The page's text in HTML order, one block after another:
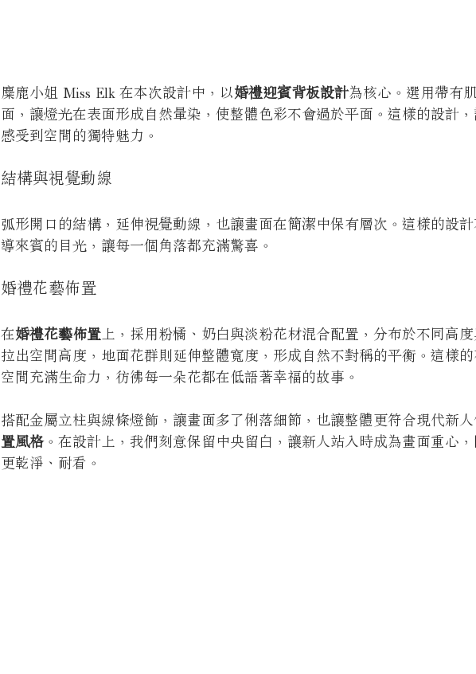
麋鹿小姐 Miss Elk 在本次設計中，以婚禮迎賓背板設計為核心。選用帶有
面，讓燈光在表面形成自然暈染，使整體色彩不會過於平面。這樣的設計
感受到空間的獨特魅力。
結構與視覺動線
弧形開口的結構，延伸視覺動線，也讓畫面在簡潔中保有層次。這樣的設計
導來賓的目光，讓每一個角落都充滿驚喜。
婚禮花藝佈置
在婚禮花藝佈置 上，採用粉橘、奶白與淡粉花材混合配置，分布於不同高
拉出空間高度，地面花群則延伸整體寬度，形成自然不對稱的平衡。這樣
空間充滿生命力，彷彿每一朵花都在低語著幸福的故事。
搭配金屬立柱與線條燈飾，讓畫面多了俐落細節，也讓整體更符合現代新
置風格。在設計上，我們刻意保留中央留白，讓新人站入時成為畫面重心
更乾淨、耐看。